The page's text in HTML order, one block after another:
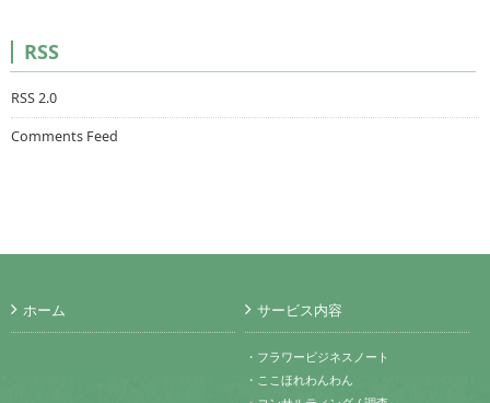
RSS
RSS 2.0
Comments Feed
ホーム サービス内容
・フラワービジネスノート
・ここほれわんわん